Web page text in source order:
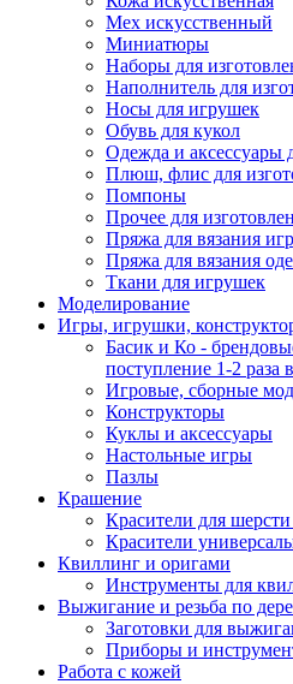
Мех искусственный
Миниатюры
Наборы для
Наполнитель для
Носы для игрушек
Обувь для кукол
Одежда и аксессуары
Плюш, флис для
Помпоны
Прочее для
Пряжа для вязания
Пряжа для вязания
Ткани для игрушек
Моделирование
Игры, игрушки,
Басик и Ко -
поступление 1-2 раза
Игровые, сборные
Конструкторы
Куклы и аксессуары
Настольные игры
Пазлы
Крашение
Красители для
Красители
Квиллинг и оригами
Инструменты для
Выжигание и резьба по
Заготовки для
Приборы и
Работа с кожей